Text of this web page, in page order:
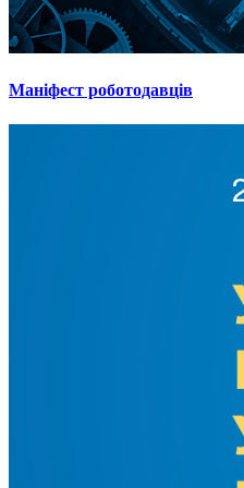
Маніфест роботодавців